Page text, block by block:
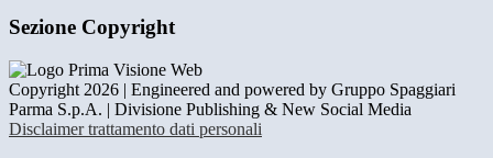
Sezione Copyright
Copyright 2026 | Engineered and powered by Gruppo Spaggiari
Parma S.p.A. | Divisione Publishing & New Social Media
Disclaimer trattamento dati personali